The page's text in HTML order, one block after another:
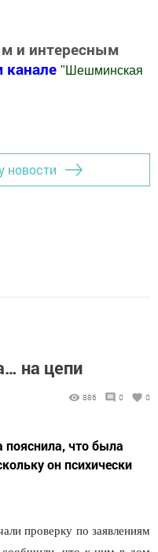
и интересным
канале " Шешминская
новости
на цепи
886 0 0
что была
он психически
проверку по заявлениям